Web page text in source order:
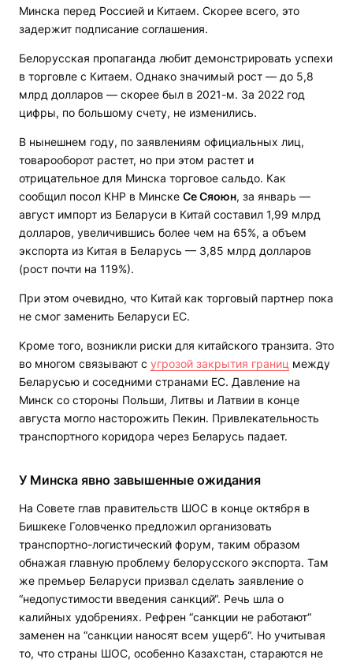
Минска перед Россией и Китаем. Скорее всего, это
задержит подписание соглашения.
Белорусская пропаганда любит демонстрировать успехи
в торговле с Китаем. Однако значимый рост — до 5,8
млрд долларов — скорее был в 2021-м. За 2022 год
цифры, по большому счету, не изменились.
В нынешнем году, по заявлениям официальных лиц,
товарооборот растет, но при этом растет и
отрицательное для Минска торговое сальдо. Как
сообщил посол КНР в Минске Се Сяоюн, за январь —
август импорт из Беларуси в Китай составил 1,99 млрд
долларов, увеличившись более чем на 65%, а объем
экспорта из Китая в Беларусь — 3,85 млрд долларов
(рост почти на 119%).
При этом очевидно, что Китай как торговый партнер пока
не смог заменить Беларуси ЕС.
Кроме того, возникли риски для китайского транзита. Это
во многом связывают с угрозой закрытия границ между
Беларусью и соседними странами ЕС. Давление на
Минск со стороны Польши, Литвы и Латвии в конце
августа могло насторожить Пекин. Привлекательность
транспортного коридора через Беларусь падает.
У Минска явно завышенные ожидания
На Совете глав правительств ШОС в конце октября в
Бишкеке Головченко предложил организовать
транспортно-логистический форум, таким образом
обнажая главную проблему белорусского экспорта. Там
же премьер Беларуси призвал сделать заявление о
“недопустимости введения санкций“. Речь шла о
калийных удобрениях. Рефрен “санкции не работают“
заменен на “санкции наносят всем ущерб“. Но учитывая
то, что страны ШОС, особенно Казахстан, стараются не